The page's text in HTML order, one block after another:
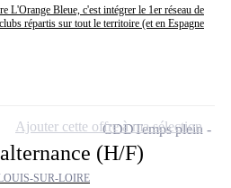
L'Orange Bleue, c'est intégrer le 1er réseau de
répartis sur tout le territoire (et en Espagne
(H/F)
SUR-LOIRE
CDDTemps plein
Ajouter cette offre à ma sélection